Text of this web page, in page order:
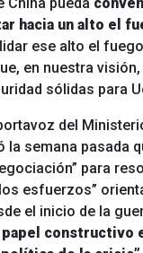
hacia un alto el
ese alto el
en nuestra
sólidas para
del
la semana pasada
para
esfuerzos”
el inicio de la
papel constructivo